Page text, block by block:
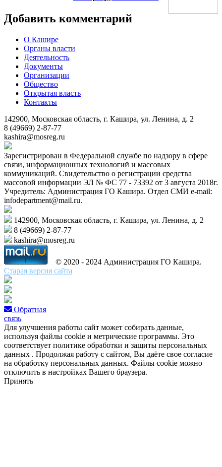
Добавить комментарий
О Кашире
Органы власти
Деятельность
Документы
Организации
Общество
Открытая власть
Контакты
142900, Московская область, г. Кашира, ул. Ленина, д. 2
8 (49669) 2-87-77
kashira@mosreg.ru
Зарегистрирован в Федеральной службе по надзору в сфере
связи, информационных технологий и массовых
коммуникаций. Свидетельство о регистрации средства
массовой информации ЭЛ № ФС 77 - 73392 от 3 августа 2018г.
Учредитель: Администрация ГО Кашира. Отдел СМИ e-mail:
infodepartment@mail.ru.
142900, Московская область, г. Кашира, ул. Ленина, д. 2
8 (49669) 2-87-77
kashira@mosreg.ru
© 2020 - 2024 Администрация ГО Кашира.
Старая версия сайта
Обратная
связь
Для улучшения работы сайт может собирать данные,
используя файлы cookie и метрические программы. Это
соответствует политике обработки и защиты персональных
данных . Продолжая работу с сайтом, Вы даёте свое согласие
на обработку персональных данных. Файлы cookie можно
отключить в настройках Вашего браузера.
Принять